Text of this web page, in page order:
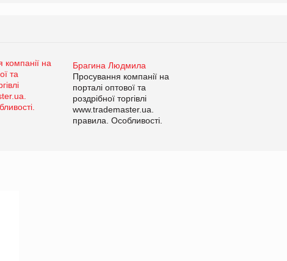
Брагина Людмила
Просування компанії на
порталі оптової та
роздрібної торгівлі
www.trademaster.ua.
правила. Особливості.